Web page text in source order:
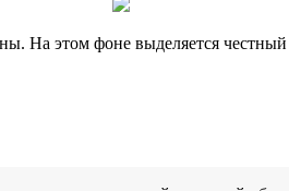
На этом фоне выделяется честный